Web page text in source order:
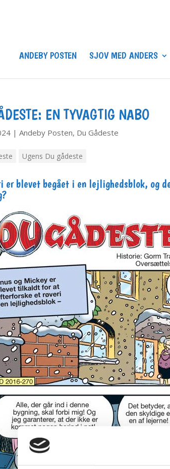
ANDEBY POSTEN SJOV MED ANDERS
EN TYVAGTIG NABO
| Andeby Posten, Du Gådeste
Ugens Du gådeste
er blevet begået i en lejlighedsblok, og